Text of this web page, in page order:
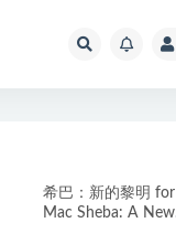
希巴：新的黎明 for
Mac Sheba: A New